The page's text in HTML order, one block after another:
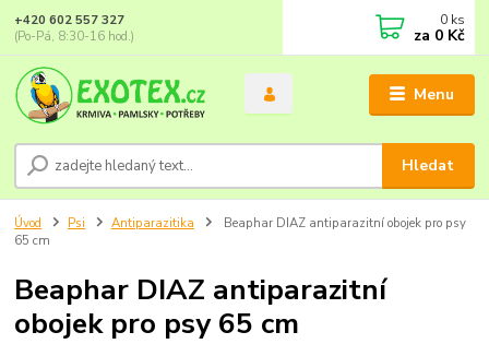
Menu
Hledat
+420 602 557 327
(Po-Pá, 8:30-16 hod.)
0 ks
za 0 Kč
Úvod Psi Antiparazitika
Beaphar DIAZ antiparazitní obojek pro psy
65 cm
Beaphar DIAZ antiparazitní
obojek pro psy 65 cm